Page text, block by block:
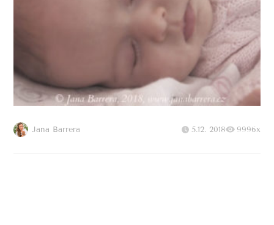
Jana Barrera 5.12. 2018 9996x